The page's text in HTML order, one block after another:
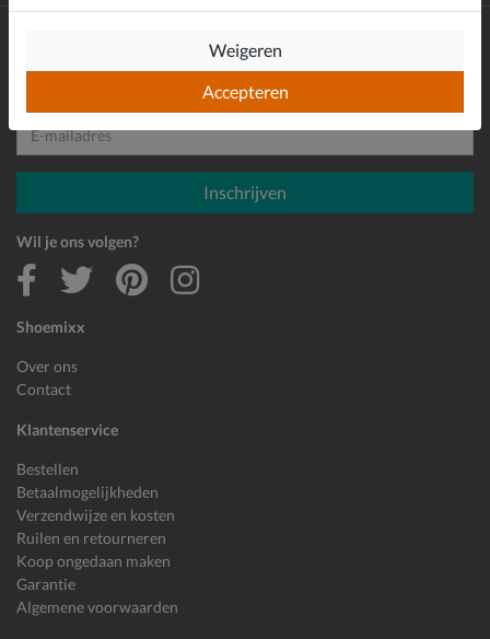
Shoemixx
Over ons
Contact
Klantenservice
Bestellen
Betaalmogelijkheden
Verzendwijze en kosten
Ruilen en retourneren
Koop ongedaan maken
Garantie
Algemene voorwaarden
Schrijf je in voor de Shoemixx nieuwsbrief en ontvang €10,-
E-mailadres
Inschrijven
Wil je ons volgen?
Accepteren
Weigeren